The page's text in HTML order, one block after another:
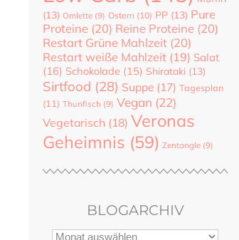
(13) Omlette (9) Ostern (10) PP (13) Pure
Proteine (20) Reine Proteine (20)
Restart Grüne Mahlzeit (20)
Restart weiße Mahlzeit (19) Salat
(16) Schokolade (15) Shirataki (13)
Sirtfood (28) Suppe (17) Tagesplan
(11) Thunfisch (9) Vegan (22)
Vegetarisch (18) Veronas
Geheimnis (59) Zentangle (9)
BLOGARCHIV